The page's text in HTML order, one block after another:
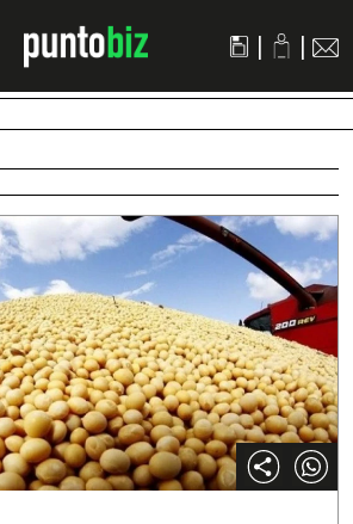
| |